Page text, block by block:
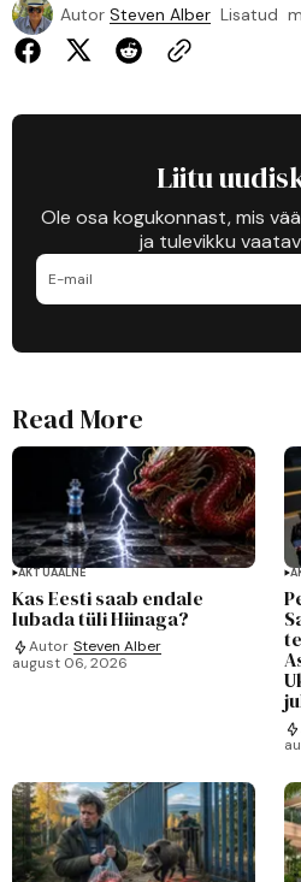
Autor Steven Alber Lisatud
Liitu
Ole osa kogukonnast, mis
ja tulevikku
Read More
AKTUAALNE
Kas Eesti saab endale
lubada tüli Hiinaga?
Autor Steven Alber
august 06, 2026